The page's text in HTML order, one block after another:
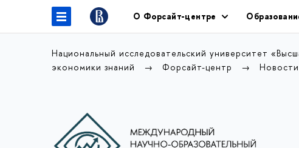
О Форсайт-центре
Национальный исследовательский университет
экономики знаний
Форсайт-центр Новости